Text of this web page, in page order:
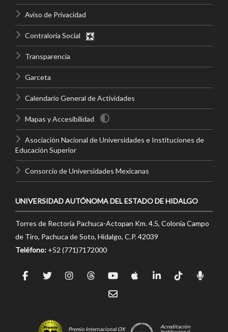
Aviso de Privacidad
Contraloría Social
Transparencia
Garceta
Calendario General de Actividades
Mapas y Accesibilidad
Asociación Nacional de Universidades e Instituciones de
Educación Superior
Consorcio de Universidades Mexicanas
UNIVERSIDAD AUTÓNOMA DEL ESTADO DE HIDALGO
Torres de Rectoría Pachuca-Actopan Km. 4.5, Colonia Campo
de Tiro, Pachuca de Soto, Hidalgo, C.P. 42039
Teléfono: +52 (771)7172000
Premio Internacional OX
Acreditación